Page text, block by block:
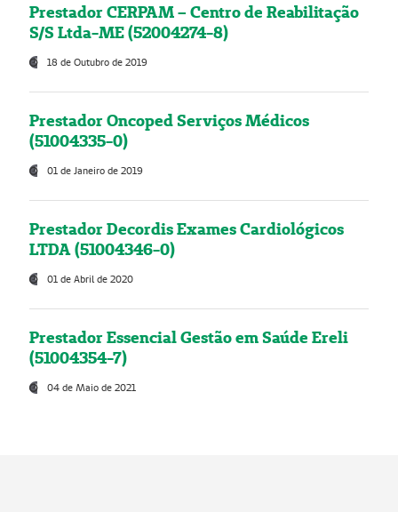
Prestador CERPAM – Centro de Reabilitação
S/S Ltda-ME (52004274-8)
18 de Outubro de 2019
Prestador Oncoped Serviços Médicos
(51004335-0)
01 de Janeiro de 2019
Prestador Decordis Exames Cardiológicos
LTDA (51004346-0)
01 de Abril de 2020
Prestador Essencial Gestão em Saúde Ereli
(51004354-7)
04 de Maio de 2021